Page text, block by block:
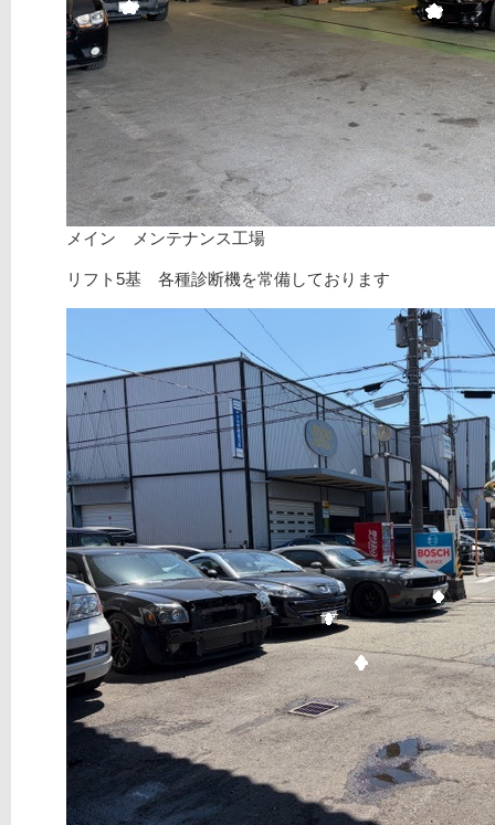
メイン メンテナンス工場
リフト5基 各種診断機を常備しております